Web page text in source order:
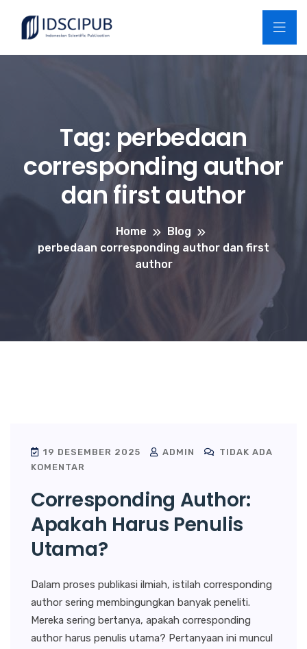
Tag: perbedaan
corresponding author
dan first author
Home
Blog
perbedaan corresponding author dan first
author
19 DESEMBER 2025 ADMIN
TIDAK ADA
KOMENTAR
Corresponding Author:
Apakah Harus Penulis
Utama?
Dalam proses publikasi ilmiah, istilah corresponding
author sering membingungkan banyak peneliti.
Mereka sering bertanya, apakah corresponding
author harus penulis utama? Pertanyaan ini muncul